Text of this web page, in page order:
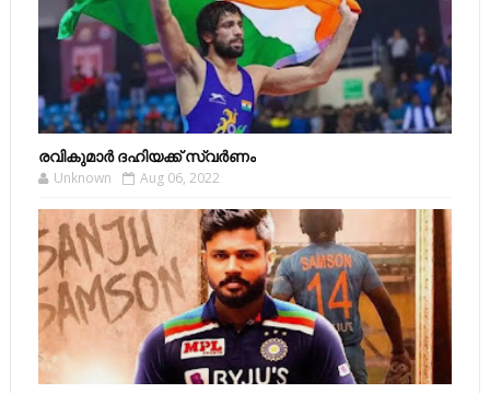
രവികുമാര്‍ ദഹിയക്ക് സ്വര്‍ണം
Unknown Aug 06, 2022